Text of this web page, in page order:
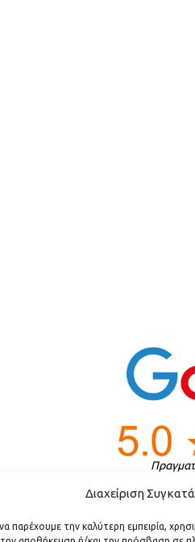
Διαχείριση
να παρέχουμε την καλύτερη εμπειρία,
Χρήσης